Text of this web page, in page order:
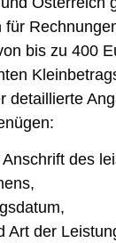
für
bis zu 400
detaillierte
des
Art der